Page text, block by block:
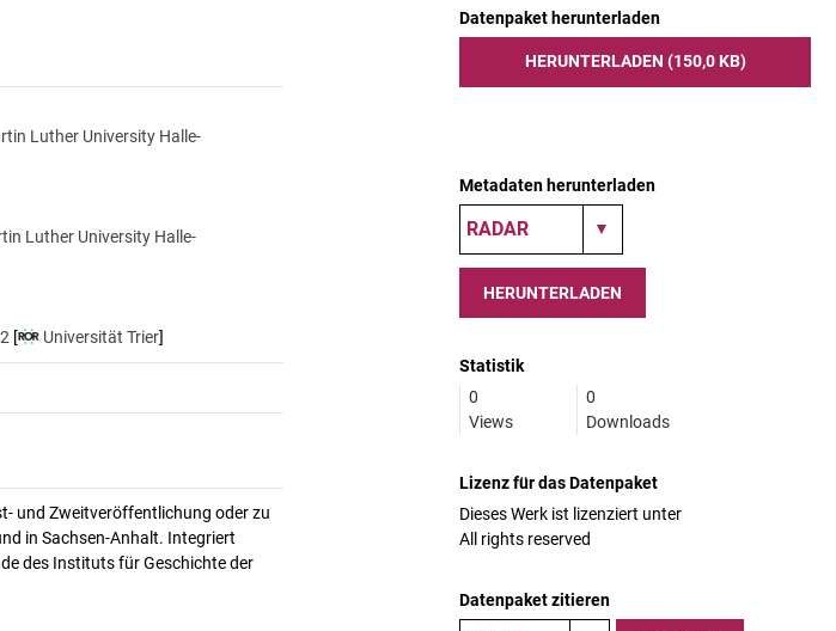
Luther University Halle-
Luther University Halle-
[ Universität Trier]
und Zweitveröffentlichung oder zu
in Sachsen-Anhalt. Integriert
des Instituts für Geschichte der
Datenpaket herunterladen
HERUNTERLADEN (150,0 KB)
Metadaten herunterladen
HERUNTERLADEN
Statistik
0
Views
0
Downloads
Lizenz für das Datenpaket
Dieses Werk ist lizenziert unter
All rights reserved
Datenpaket zitieren